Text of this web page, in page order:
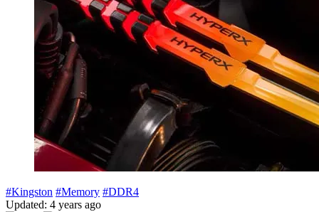
#Kingston #Memory #DDR4
Updated: 4 years ago